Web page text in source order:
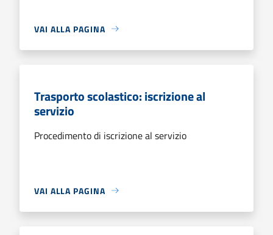
VAI ALLA PAGINA
Trasporto scolastico: iscrizione al
servizio
Procedimento di iscrizione al servizio
VAI ALLA PAGINA